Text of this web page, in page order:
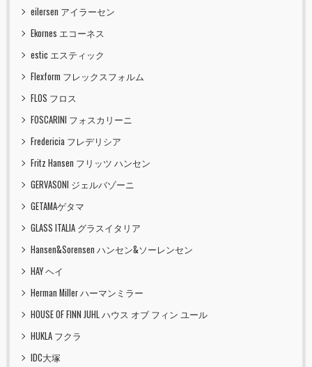
eilersen アイラーセン
Ekornes エコーネス
estic エスティック
Flexform フレックスフォルム
FLOS フロス
FOSCARINI フォスカリーニ
Fredericia フレデリシア
Fritz Hansen フリッツ ハンセン
GERVASONI ジェルバゾーニ
GETAMAゲタマ
GLASS ITALIA グラスイタリア
Hansen&Sorensen ハンセン&ソーレンセン
HAY ヘイ
Herman Miller ハーマンミラー
HOUSE OF FINN JUHL ハウス オブ フィン ユール
HUKLA フクラ
IDC大塚